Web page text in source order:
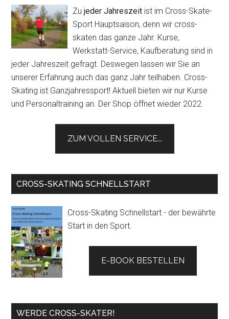
Zujeder Jahreszeit ist im Cross-Skate-
Sport Hauptsaison, denn wir cross-
skaten das ganze Jahr. Kurse,
Werkstatt-Service, Kaufberatung sind in
jeder Jahreszeit gefragt. Deswegen lassen wir Sie an
unserer Erfahrung auch das ganz Jahr teilhaben. Cross-
Skating ist Ganzjahressport! Aktuell bieten wir nur Kurse
und Personaltraining an. Der Shop öffnet wieder 2022.
ZUM VOLLEN SERVICE...
CROSS-SKATING SCHNELLSTART
Cross-Skating Schnellstart - der bewährte
Start in den Sport.
E-BOOK BESTELLEN
WERDE CROSS-SKATER!